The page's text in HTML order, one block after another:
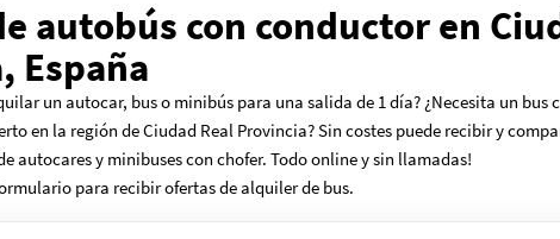
autobús con conductor en
España
un autocar, bus o minibús para una salida de 1 día? ¿Necesita un bus
en la región de Ciudad Real Provincia? Sin costes puede recibir y
autocares y minibuses con chofer. Todo online y sin llamadas!
para recibir ofertas de alquiler de bus.